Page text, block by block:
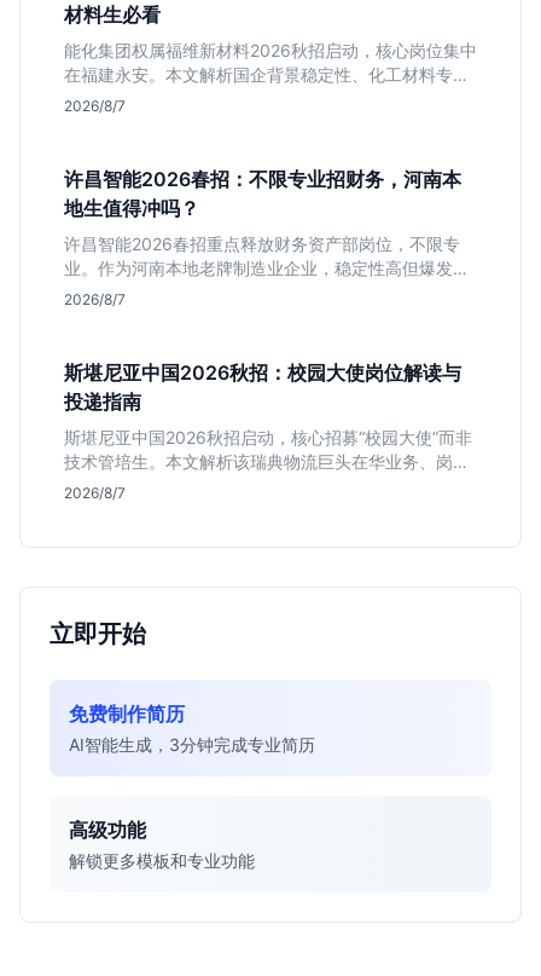
材料生必看
能化集团权属福维新材料2026秋招启动，核心岗位集中
在福建永安。本文解析国企背景稳定性、化工材料专业
匹配度及工作地点限制，助理工科生判断是否值得投
2026/8/7
许昌智能2026春招：不限专业招财务，河南本
地生值得冲吗？
许昌智能2026春招重点释放财务资产部岗位，不限专
业。作为河南本地老牌制造业企业，稳定性高但爆发涨
薪机会少。适合想在本地积累工业场景经验的应届生。
2026/8/7
斯堪尼亚中国2026秋招：校园大使岗位解读与
投递指南
斯堪尼亚中国2026秋招启动，核心招募“校园大使”而非
技术管培生。本文解析该瑞典物流巨头在华业务、岗位
真实职责及不限专业背后的竞争逻辑，助你判断是否值
2026/8/7
立即开始
免费制作简历
AI智能生成，3分钟完成专业简历
高级功能
解锁更多模板和专业功能